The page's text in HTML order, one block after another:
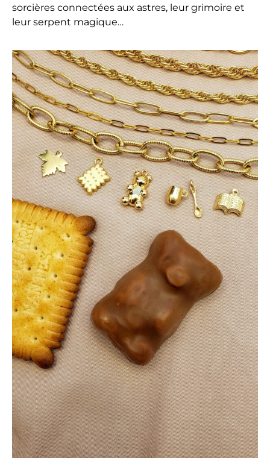
sorcières connectées aux astres, leur grimoire et
leur serpent magique…